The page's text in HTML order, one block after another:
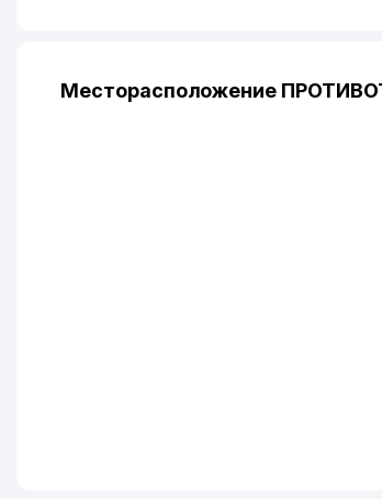
Месторасположение